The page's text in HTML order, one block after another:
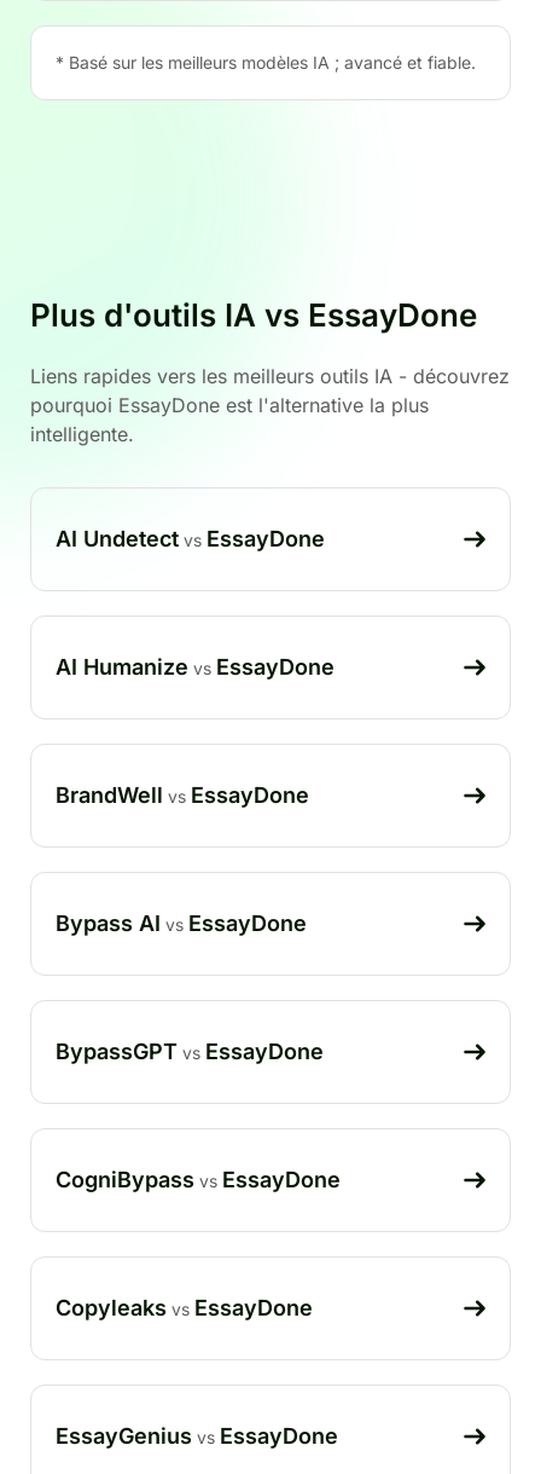
* Basé sur les meilleurs modèles IA ; avancé et fiable.
Plus d'outils IA vs EssayDone
Liens rapides vers les meilleurs outils IA - découvrez
pourquoi EssayDone est l'alternative la plus
intelligente.
AI Undetect vs EssayDone
AI Humanize vs EssayDone
BrandWell vs EssayDone
Bypass AI vs EssayDone
BypassGPT vs EssayDone
CogniBypass vs EssayDone
Copyleaks vs EssayDone
EssayGenius vs EssayDone